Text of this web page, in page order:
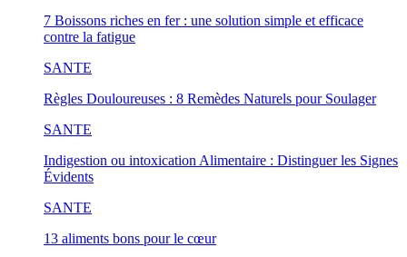
7 Boissons riches en fer : une solution simple et efficace
contre la fatigue
SANTE
Règles Douloureuses : 8 Remèdes Naturels pour Soulager
SANTE
Indigestion ou intoxication Alimentaire : Distinguer les Signes
Évidents
SANTE
13 aliments bons pour le cœur